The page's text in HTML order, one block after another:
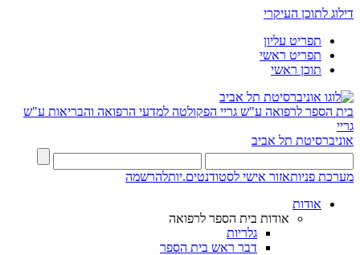
דילוג לתוכן העיקרי
תפריט עליון
תפריט ראשי
תוכן ראשי
בית הספר לרפואה ע"ש גריי הפקולטה למדעי הרפואה והבריאות ע"ש
גריי
אוניברסיטת תל אביב
מערכת פניותאזור אישי לסטודנטים.יותלהרשמה
אודות
אודות בית הספר לרפואה
גלריות
דבר ראש בית הספר